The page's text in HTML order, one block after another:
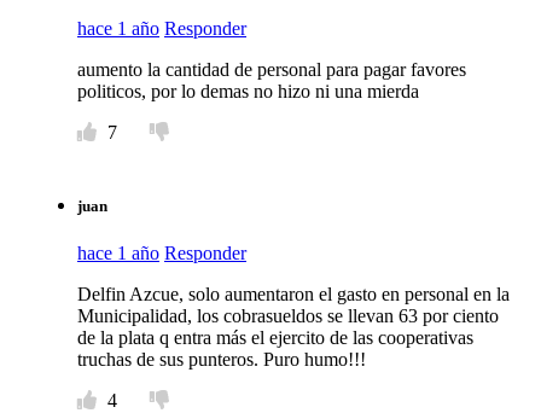
hace 1 año Responder
aumento la cantidad de personal para pagar favores
politicos, por lo demas no hizo ni una mierda
7
juan
hace 1 año Responder
Delfin Azcue, solo aumentaron el gasto en personal en la
Municipalidad, los cobrasueldos se llevan 63 por ciento
de la plata q entra más el ejercito de las cooperativas
truchas de sus punteros. Puro humo!!!
4